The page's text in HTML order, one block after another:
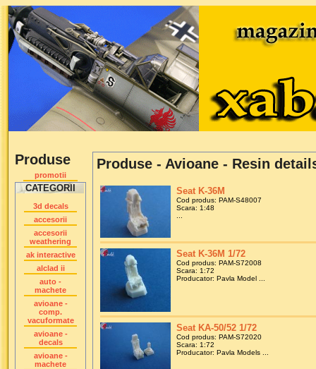
Produse
promotii
CATEGORII
3d decals
accesorii
accesorii
weathering
ak interactive
alclad ii
auto -
machete
avioane -
comp.
vacuformate
avioane -
decals
avioane -
machete
Produse - Avioane - Resin
Seat K-36M
Cod produs: PAM-S48007
Scara: 1:48
Seat K-36M 1/72
Cod produs: PAM-S72008
Scara: 1:72
Producator: Pavla Model ...
Seat KA-50/52 1/72
Cod produs: PAM-S72020
Scara: 1:72
Producator: Pavla Models ...